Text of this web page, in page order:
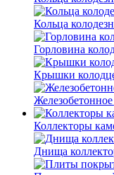
Кольца
Горловина
Крышки
Коллекторы
Днища